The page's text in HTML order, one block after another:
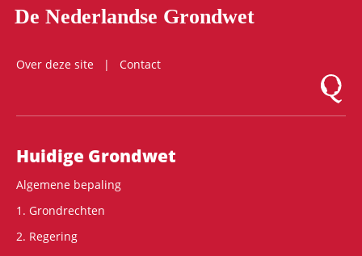
De Nederlandse Grondwet
Over deze site
Contact
Logo
Hoofdnavigatie
Huidige Grondwet
Algemene bepaling
1. Grondrechten
2. Regering